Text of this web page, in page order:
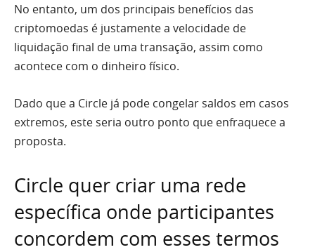
No entanto, um dos principais benefícios das
criptomoedas é justamente a velocidade de
liquidação final de uma transação, assim como
acontece com o dinheiro físico.
Dado que a Circle já pode congelar saldos em casos
extremos, este seria outro ponto que enfraquece a
proposta.
Circle quer criar uma rede
específica onde participantes
concordem com esses termos